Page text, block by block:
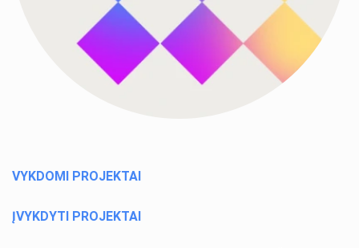
Kvalifikacijos mokymai
Tvari mokykla 2030
Airtech
DofE
Draugiškas internetas
VYKDOMI PROJEKTAI
ĮVYKDYTI PROJEKTAI